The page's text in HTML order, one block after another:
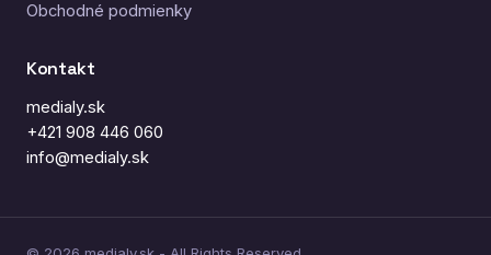
Obchodné podmienky
Kontakt
medialy.sk
+421 908 446 060
info@medialy.sk